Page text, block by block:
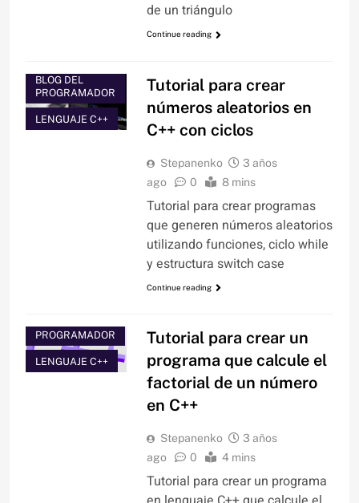
de un triángulo
Continue reading
BLOG DEL
PROGRAMADOR
LENGUAJE C++
Tutorial para crear
números aleatorios en
C++ con ciclos
Stepanenko
3 años
ago
0 8 mins
Tutorial para crear programas
que generen números aleatorios
utilizando funciones, ciclo while
y estructura switch case
Continue reading
PROGRAMADOR
LENGUAJE C++
Tutorial para crear un
programa que calcule el
factorial de un número
en C++
Stepanenko
3 años
ago
0 4 mins
Tutorial para crear un programa